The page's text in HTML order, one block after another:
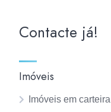
Contacte já!
Imóveis
Imóveis em carteira